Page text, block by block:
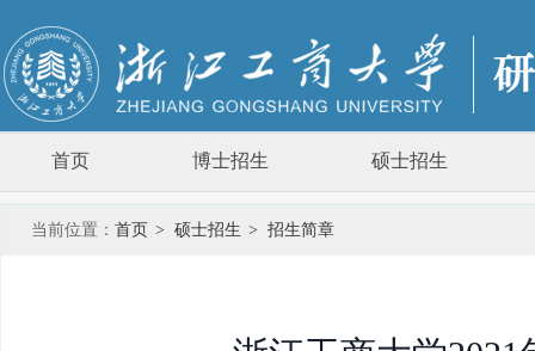
首页 博士招生 硕士招生
当前位置： 首页 > 硕士招生 > 招生简章